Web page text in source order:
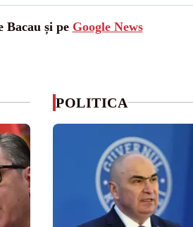
Bacau și pe Google News
POLITICA